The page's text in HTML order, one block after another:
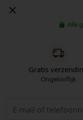
Alle
Gratis
Ongelooflijk